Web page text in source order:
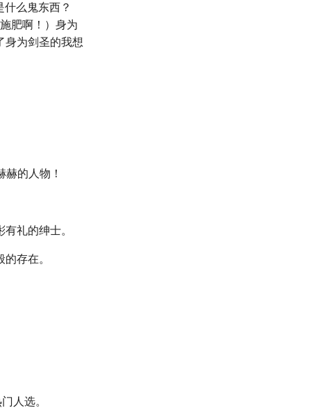
什么鬼东西？
肥啊！）身为
身为剑圣的我想
的人物！
礼的绅士。
存在。
人选。